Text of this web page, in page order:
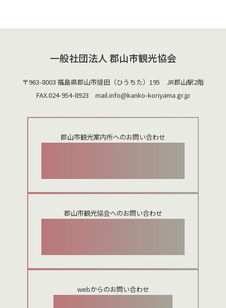
一般社団法人 郡山市観光協会
〒963-8003 福島県郡山市燧田（ひうちた）195 JR郡山駅2階
FAX.024-954-8923 mail.info@kanko-koriyama.gr.jp
郡山市観光案内所へのお問い合わせ
郡山市観光協会へのお問い合わせ
webからのお問い合わせ